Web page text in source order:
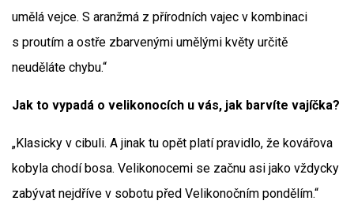
umělá vejce. S aranžmá z přírodních vajec v kombinaci
s proutím a ostře zbarvenými umělými květy určitě
neuděláte chybu.“
Jak to vypadá o velikonocích u vás, jak barvíte vajíčka?
„Klasicky v cibuli. A jinak tu opět platí pravidlo, že kovářova
kobyla chodí bosa. Velikonocemi se začnu asi jako vždycky
zabývat nejdříve v sobotu před Velikonočním pondělím.“